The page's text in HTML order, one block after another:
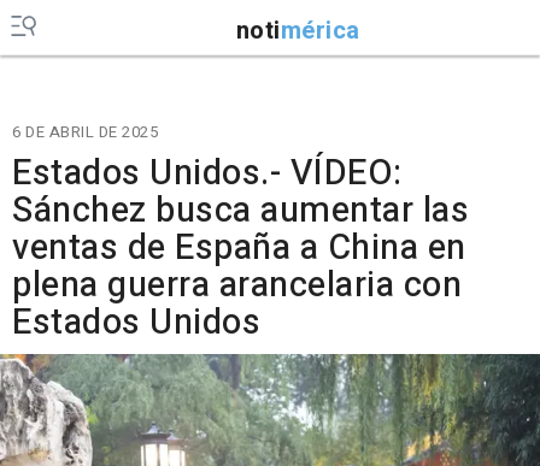
notimérica
6 DE ABRIL DE 2025
Estados Unidos.- VÍDEO:
Sánchez busca aumentar las
ventas de España a China en
plena guerra arancelaria con
Estados Unidos